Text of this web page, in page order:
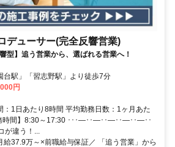
デューサー(完全反響営業)
型】追う営業から、選ばれる営業へ！
台駅」「習志野駅」より徒歩7分
円
：1日あたり8時間 平均勤務日数：1ヶ月あた
時間】8:30～17:30 ･･･―･･―･･―･･―･･―･･
が違う！...
給37.9万～×前職給与保証／ 「追う営業」から